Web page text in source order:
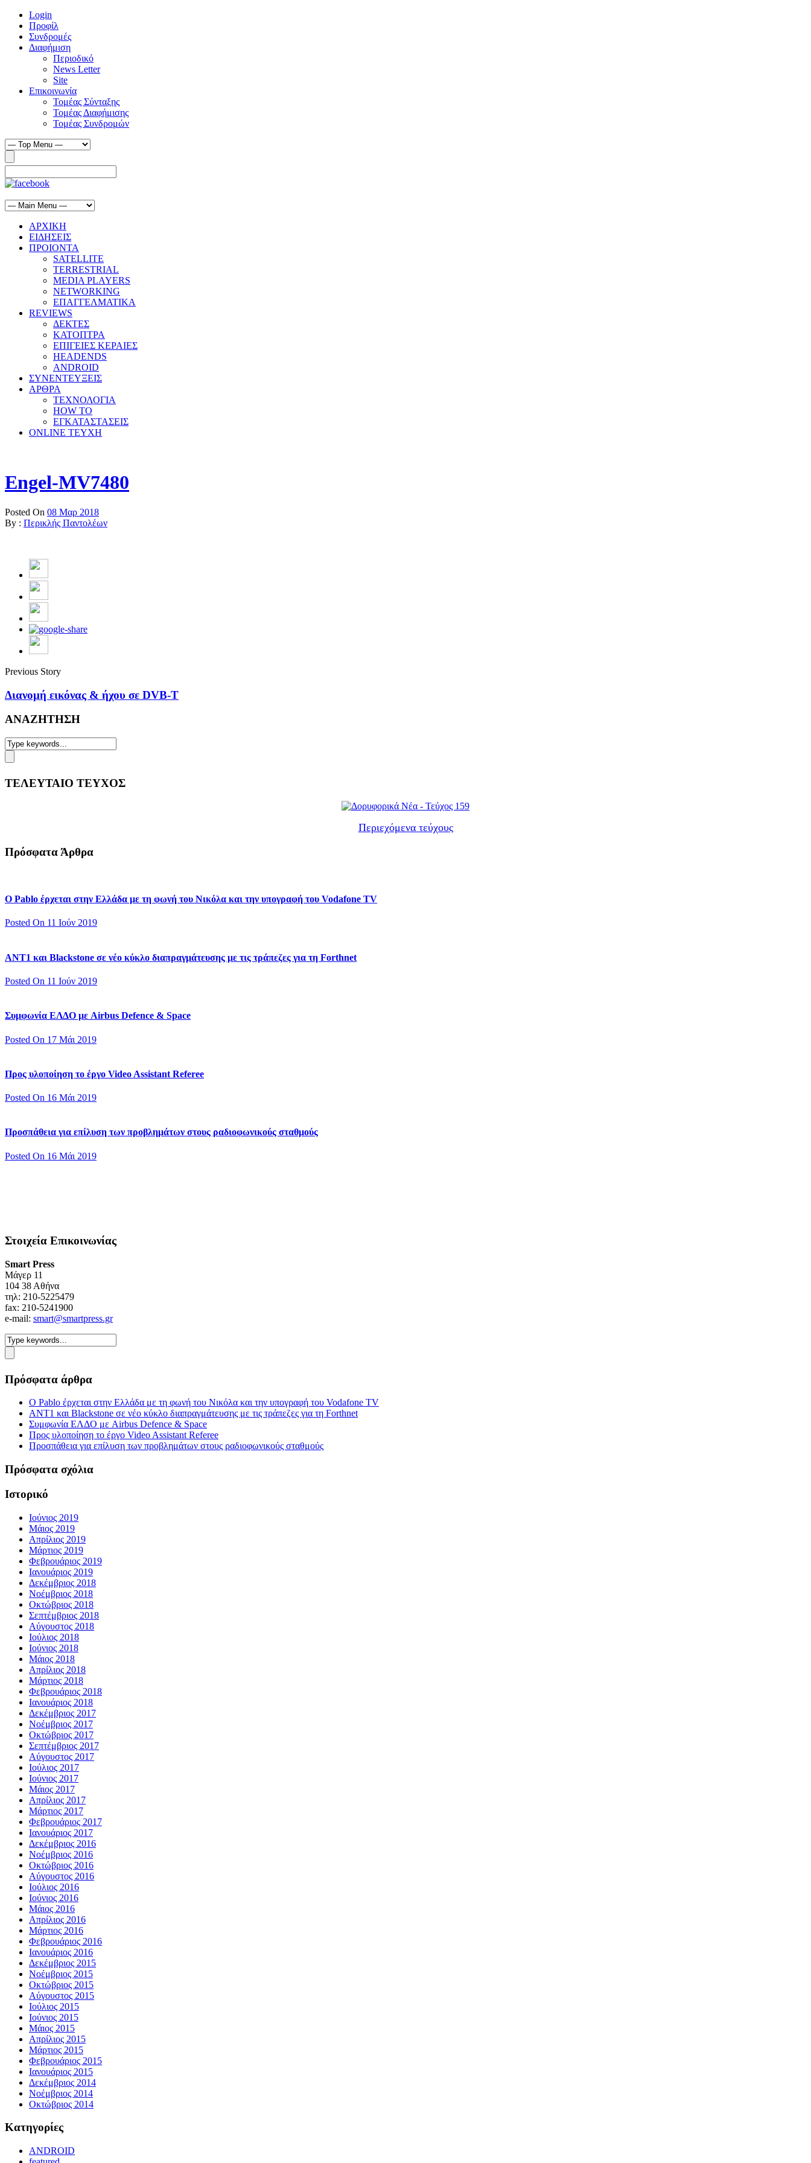
Login
Προφίλ
Συνδρομές
Διαφήμιση
Περιοδικό
News Letter
Site
Επικοινωνία
Τομέας Σύνταξης
Τομέας Διαφήμισης
Τομέας Συνδρομών
ΑΡΧΙΚΗ
ΕΙΔΗΣΕΙΣ
ΠΡΟΙΟΝΤΑ
SATELLITE
TERRESTRIAL
MEDIA PLAYERS
NETWORKING
ΕΠΑΓΓΕΛΜΑΤΙΚΑ
REVIEWS
ΔΕΚΤΕΣ
ΚΑΤΟΠΤΡΑ
ΕΠΙΓΕΙΕΣ ΚΕΡΑΙΕΣ
HEADENDS
ANDROID
ΣΥΝΕΝΤΕΥΞΕΙΣ
ΑΡΘΡΑ
ΤΕΧΝΟΛΟΓΙΑ
HOW TO
ΕΓΚΑΤΑΣΤΑΣΕΙΣ
ONLINE TEYXH
Engel-MV7480
Posted On 08 Μαρ 2018
By : Περικλής Παντολέων
Previous Story
Διανομή εικόνας & ήχου σε DVB-T
ΑΝΑΖΗΤΗΣΗ
ΤΕΛΕΥΤΑΙΟ ΤΕΥΧΟΣ
Περιεχόμενα τεύχους
Πρόσφατα Άρθρα
Ο Pablo έρχεται στην Ελλάδα με τη φωνή του Νικόλα και την υπογραφή του Vodafone TV
Posted On 11 Ιούν 2019
ΑΝΤ1 και Blackstone σε νέο κύκλο διαπραγμάτευσης με τις τράπεζες για τη Forthnet
Posted On 11 Ιούν 2019
Συμφωνία ΕΛΔΟ με Airbus Defence & Space
Posted On 17 Μάι 2019
Προς υλοποίηση το έργο Video Assistant Referee
Posted On 16 Μάι 2019
Προσπάθεια για επίλυση των προβλημάτων στους ραδιοφωνικούς σταθμούς
Posted On 16 Μάι 2019
Στοιχεία Επικοινωνίας
Smart Press
Mάγερ 11
104 38 Αθήνα
τηλ: 210-5225479
fax: 210-5241900
e-mail: smart@smartpress.gr
Πρόσφατα άρθρα
Ο Pablo έρχεται στην Ελλάδα με τη φωνή του Νικόλα και την υπογραφή του Vodafone TV
ΑΝΤ1 και Blackstone σε νέο κύκλο διαπραγμάτευσης με τις τράπεζες για τη Forthnet
Συμφωνία ΕΛΔΟ με Airbus Defence & Space
Προς υλοποίηση το έργο Video Assistant Referee
Προσπάθεια για επίλυση των προβλημάτων στους ραδιοφωνικούς σταθμούς
Πρόσφατα σχόλια
Ιστορικό
Ιούνιος 2019
Μάιος 2019
Απρίλιος 2019
Μάρτιος 2019
Φεβρουάριος 2019
Ιανουάριος 2019
Δεκέμβριος 2018
Νοέμβριος 2018
Οκτώβριος 2018
Σεπτέμβριος 2018
Αύγουστος 2018
Ιούλιος 2018
Ιούνιος 2018
Μάιος 2018
Απρίλιος 2018
Μάρτιος 2018
Φεβρουάριος 2018
Ιανουάριος 2018
Δεκέμβριος 2017
Νοέμβριος 2017
Οκτώβριος 2017
Σεπτέμβριος 2017
Αύγουστος 2017
Ιούλιος 2017
Ιούνιος 2017
Μάιος 2017
Απρίλιος 2017
Μάρτιος 2017
Φεβρουάριος 2017
Ιανουάριος 2017
Δεκέμβριος 2016
Νοέμβριος 2016
Οκτώβριος 2016
Αύγουστος 2016
Ιούλιος 2016
Ιούνιος 2016
Μάιος 2016
Απρίλιος 2016
Μάρτιος 2016
Φεβρουάριος 2016
Ιανουάριος 2016
Δεκέμβριος 2015
Νοέμβριος 2015
Οκτώβριος 2015
Αύγουστος 2015
Ιούλιος 2015
Ιούνιος 2015
Μάιος 2015
Απρίλιος 2015
Μάρτιος 2015
Φεβρουάριος 2015
Ιανουάριος 2015
Δεκέμβριος 2014
Νοέμβριος 2014
Οκτώβριος 2014
Kατηγορίες
ANDROID